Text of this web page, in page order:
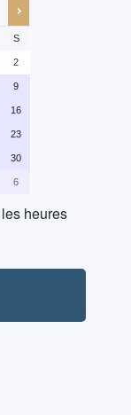
S
2
9
16
23
30
6
heures